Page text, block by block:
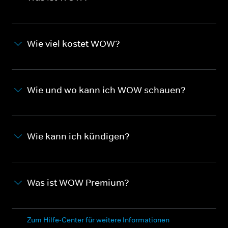
Wie viel kostet WOW?
Wie und wo kann ich WOW schauen?
Wie kann ich kündigen?
Was ist WOW Premium?
Zum Hilfe-Center für weitere Informationen